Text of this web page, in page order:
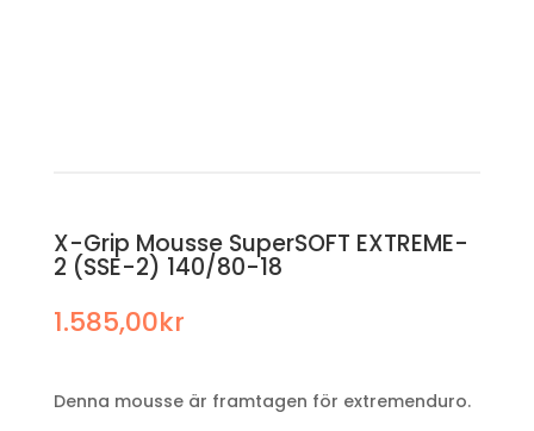
X-Grip Mousse SuperSOFT EXTREME-
2 (SSE-2) 140/80-18
1.585,00kr
Denna mousse är framtagen för extremenduro.